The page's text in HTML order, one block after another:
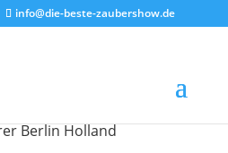
info@die-beste-zaubershow.de
Berlin Holland